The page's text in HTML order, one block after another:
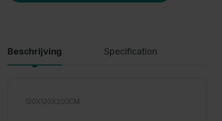
Beschrijving Specification
120X120X200CM